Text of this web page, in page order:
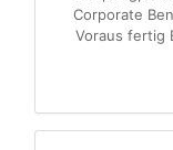
Corporate
Voraus fertig